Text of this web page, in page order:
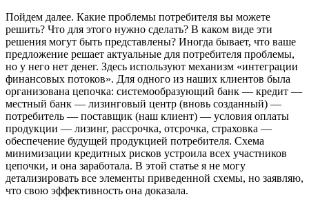
Пойдем далее. Какие проблемы потребителя вы можете
решить? Что для этого нужно сделать? В каком виде эти
решения могут быть представлены? Иногда бывает, что ваше
предложение решает актуальные для потребителя проблемы,
но у него нет денег. Здесь используют механизм «интеграции
финансовых потоков». Для одного из наших клиентов была
организована цепочка: системообразующий банк — кредит —
местный банк — лизинговый центр (вновь созданный) —
потребитель — поставщик (наш клиент) — условия оплаты
продукции — лизинг, рассрочка, отсрочка, страховка —
обеспечение будущей продукцией потребителя. Схема
минимизации кредитных рисков устроила всех участников
цепочки, и она заработала. В этой статье я не могу
детализировать все элементы приведенной схемы, но заявляю,
что свою эффективность она доказала.